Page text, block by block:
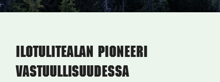
Ilotulitealan pioneeri
vastuullisuudessa